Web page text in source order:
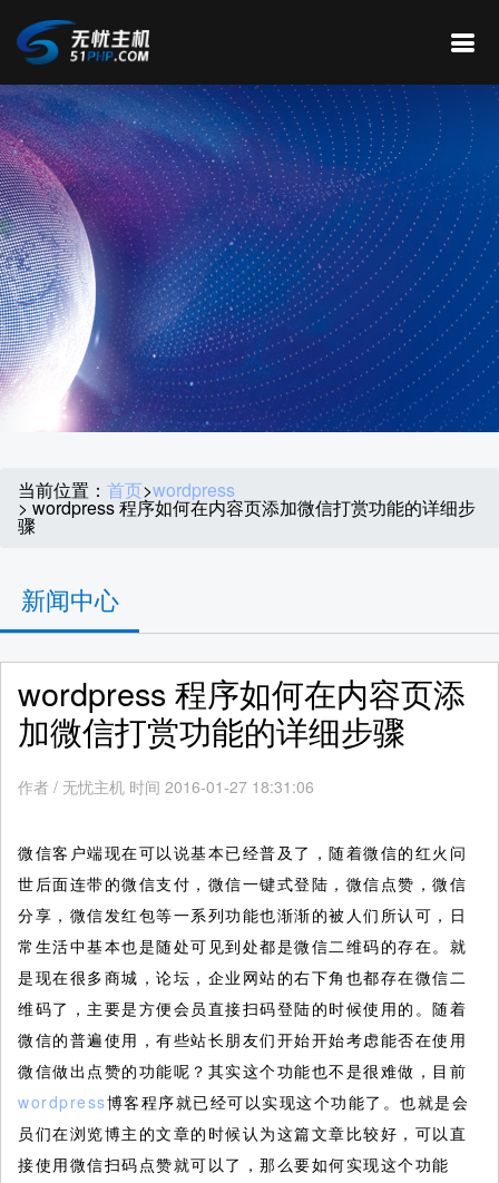
当前位置： 首页>wordpress
> wordpress 程序如何在内容页添加微信打赏功能的详细步
骤
新闻中心
wordpress 程序如何在内容页添
加微信打赏功能的详细步骤
作者 / 无忧主机 时间 2016-01-27 18:31:06
微信客户端现在可以说基本已经普及了，随着微信的红火问
世后面连带的微信支付，微信一键式登陆，微信点赞，微信
分享，微信发红包等一系列功能也渐渐的被人们所认可，日
常生活中基本也是随处可见到处都是微信二维码的存在。就
是现在很多商城，论坛，企业网站的右下角也都存在微信二
维码了，主要是方便会员直接扫码登陆的时候使用的。随着
微信的普遍使用，有些站长朋友们开始开始考虑能否在使用
微信做出点赞的功能呢？其实这个功能也不是很难做，目前
wordpress博客程序就已经可以实现这个功能了。也就是会
员们在浏览博主的文章的时候认为这篇文章比较好，可以直
接使用微信扫码点赞就可以了，那么要如何实现这个功能